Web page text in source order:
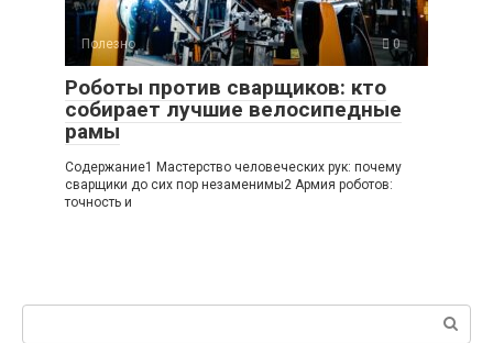
Полезно 0
Роботы против сварщиков: кто
собирает лучшие велосипедные
рамы
Содержание1 Мастерство человеческих рук: почему
сварщики до сих пор незаменимы2 Армия роботов:
точность и